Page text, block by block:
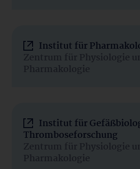
Institut für
Zentrum für Physiologie
Pharmakologie
Institut für
Thromboseforschung
Zentrum für Physiologie
Pharmakologie